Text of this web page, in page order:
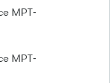
МРТ-
МРТ-